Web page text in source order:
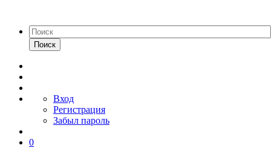
Поиск
Вход
Регистрация
Забыл пароль
0